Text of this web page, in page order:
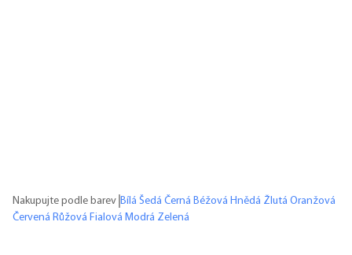
Nakupujte podle barev Bílá Šedá Černá Béžová Hnědá Žlutá Oranžová
Červená Růžová Fialová Modrá Zelená